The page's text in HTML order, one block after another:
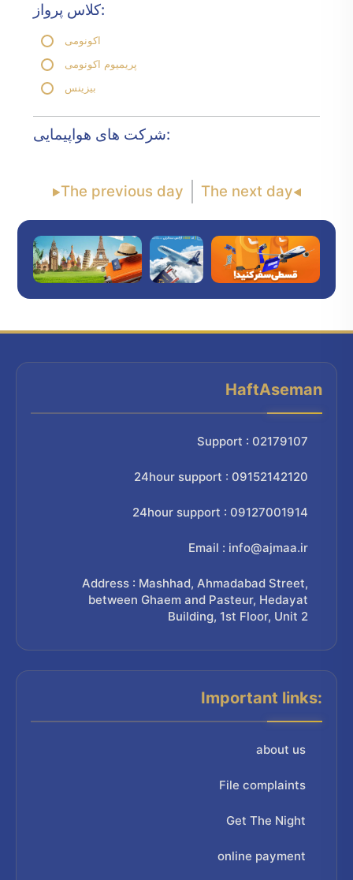
کلاس پرواز:
اکونومی
پریمیوم اکونومی
بیزینس
شرکت های هواپیمایی:
The previous day The next day
HaftAseman
Support : 02179107
24hour support : 09152142120
24hour support : 09127001914
Email : info@ajmaa.ir
Address : Mashhad, Ahmadabad Street,
between Ghaem and Pasteur, Hedayat
Building, 1st Floor, Unit 2
Important links:
about us
File complaints
Get The Night
online payment